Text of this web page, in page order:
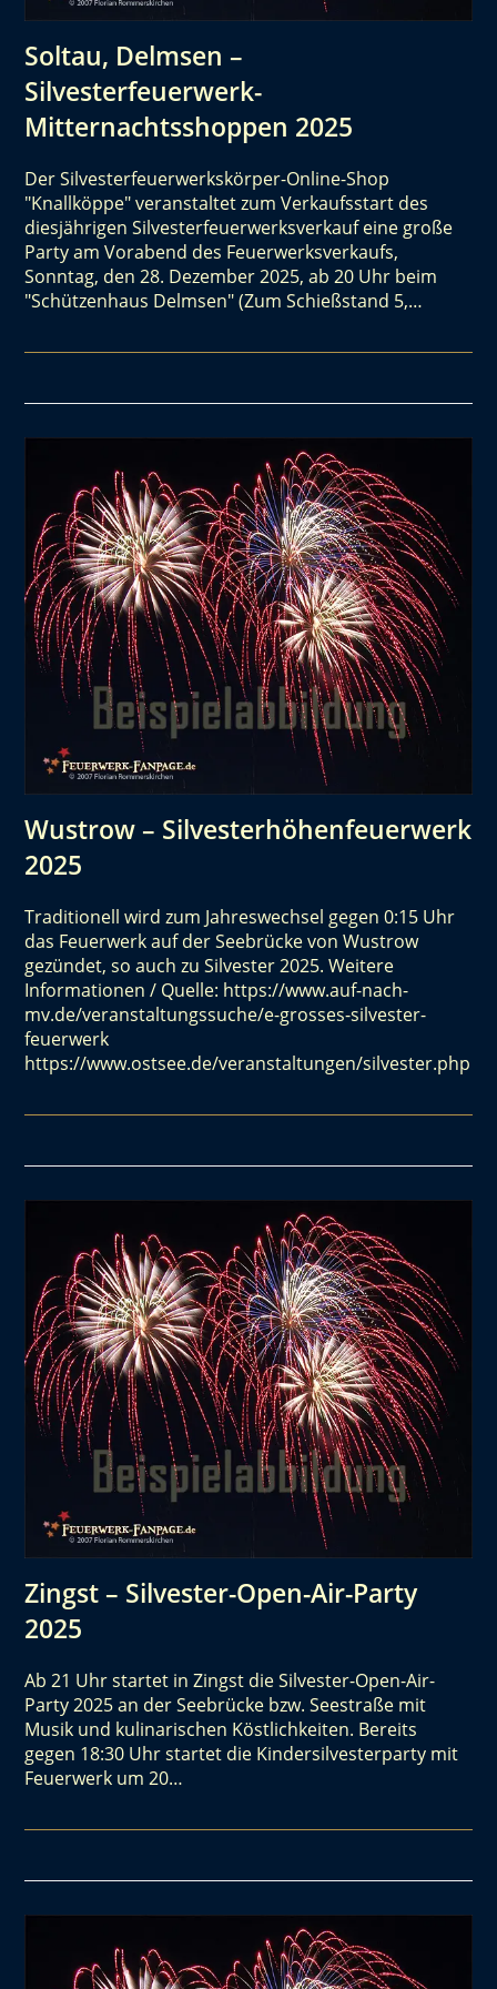
Soltau, Delmsen –
Silvesterfeuerwerk-
Mitternachtsshoppen 2025
Der Silvesterfeuerwerkskörper-Online-Shop
"Knallköppe" veranstaltet zum Verkaufsstart des
diesjährigen Silvesterfeuerwerksverkauf eine große
Party am Vorabend des Feuerwerksverkaufs,
Sonntag, den 28. Dezember 2025, ab 20 Uhr beim
"Schützenhaus Delmsen" (Zum Schießstand 5,…
Wustrow – Silvesterhöhenfeuerwerk
2025
Traditionell wird zum Jahreswechsel gegen 0:15 Uhr
das Feuerwerk auf der Seebrücke von Wustrow
gezündet, so auch zu Silvester 2025. Weitere
Informationen / Quelle: https://www.auf-nach-
mv.de/veranstaltungssuche/e-grosses-silvester-
feuerwerk
https://www.ostsee.de/veranstaltungen/silvester.php
Zingst – Silvester-Open-Air-Party
2025
Ab 21 Uhr startet in Zingst die Silvester-Open-Air-
Party 2025 an der Seebrücke bzw. Seestraße mit
Musik und kulinarischen Köstlichkeiten. Bereits
gegen 18:30 Uhr startet die Kindersilvesterparty mit
Feuerwerk um 20…